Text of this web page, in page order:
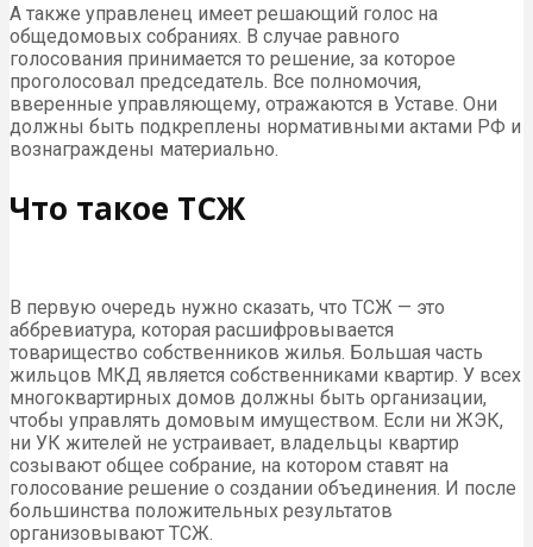
А также управленец имеет решающий голос на
общедомовых собраниях. В случае равного
голосования принимается то решение, за которое
проголосовал председатель. Все полномочия,
вверенные управляющему, отражаются в Уставе. Они
должны быть подкреплены нормативными актами РФ и
вознаграждены материально.
Что такое ТСЖ
В первую очередь нужно сказать, что ТСЖ — это
аббревиатура, которая расшифровывается
товарищество собственников жилья. Большая часть
жильцов МКД является собственниками квартир. У всех
многоквартирных домов должны быть организации,
чтобы управлять домовым имуществом. Если ни ЖЭК,
ни УК жителей не устраивает, владельцы квартир
созывают общее собрание, на котором ставят на
голосование решение о создании объединения. И после
большинства положительных результатов
организовывают ТСЖ.